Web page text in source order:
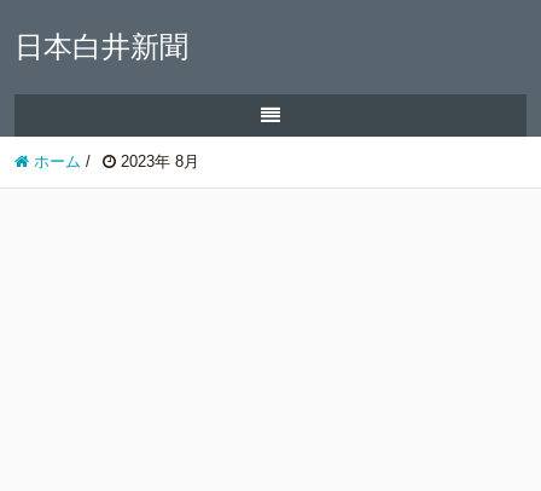
日本白井新聞
ホーム / 2023年 8月